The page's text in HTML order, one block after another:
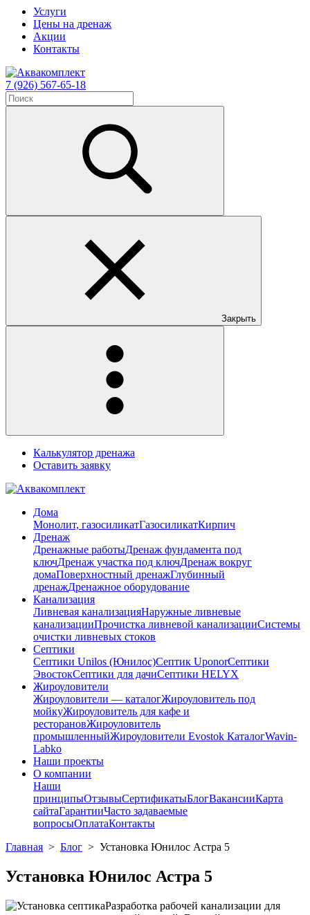
Услуги
Цены на дренаж
Акции
Контакты
7 (926) 567-65-18
Закрыть
Калькулятор дренажа
Оставить заявку
Дома
Монолит, газосиликатГазосиликатКирпич
Дренаж
Дренажные работыДренаж фундамента под
ключДренаж участка под ключДренаж вокруг
домаПоверхностный дренажГлубинный
дренажДренажное оборудование
Канализация
Ливневая канализацияНаружные ливневые
канализацииПрочистка ливневой канализацииСистемы
очистки ливневых стоков
Септики
Септики Unilos (Юнилос)Септик UponorСептики
ЭвостокСептики для дачиСептики HELYX
Жироуловители
Жироуловители — каталогЖироуловитель под
мойкуЖироуловитель для кафе и
ресторановЖироуловитель
промышленныйЖироуловители Evostok КаталогWavin-
Labko
Наши проекты
О компании
Наши
принципыОтзывыСертификатыБлогВакансииКарта
сайтаГарантииЧасто задаваемые
вопросыОплатаКонтакты
Главная > Блог > Установка Юнилос Астра 5
Установка Юнилос Астра 5
Разработка рабочей канализации для